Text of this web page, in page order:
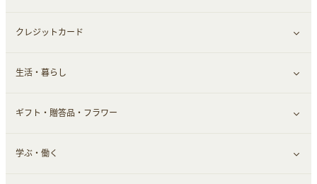
小物・かばん
スーツ・フォーマル
お酒
食材宅配
メイクアップ
ヘアケア
メンズ美容
美容・ダイエット用品
健康食品｜青汁・飲料
健康食品｜乳酸菌・ケフィア
健康食品｜その他
スポーツ・フィットネス
すべて見る
家電・パソコン・ソフトウェア
スマホ・携帯電話・SIM
クレジットカード
すべて見る
クレジットカード
生活・暮らし
すべて見る
車情報・カーシェア・レンタル
ギフト・贈答品・フラワー
すべて見る
学ぶ・働く